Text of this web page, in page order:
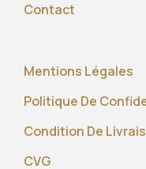
Contact
Mentions Légales
Politique De
Condition De
CVG